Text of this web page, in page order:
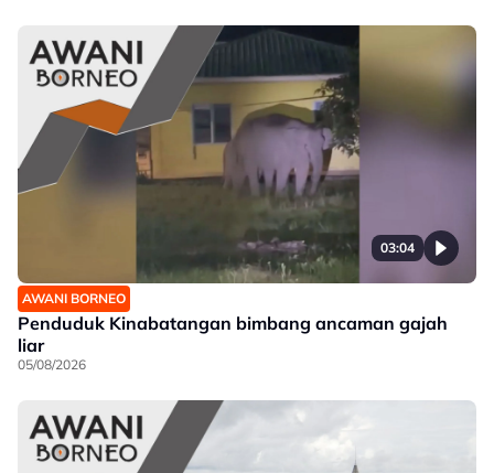
03:04
AWANI BORNEO
Penduduk Kinabatangan bimbang ancaman gajah
liar
05/08/2026